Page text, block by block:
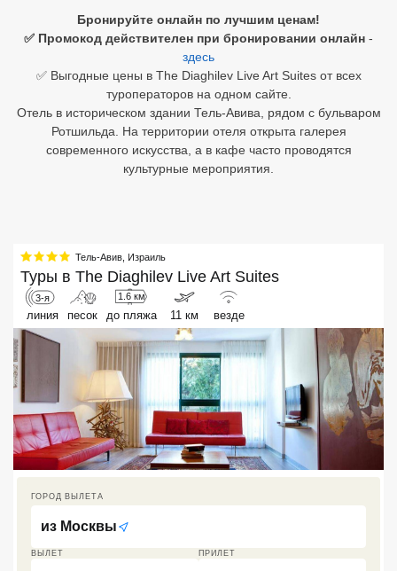
Бронируйте онлайн по лучшим ценам!
✅ Промокод действителен при бронировании онлайн -
здесь
✅ Выгодные цены в The Diaghilev Live Art Suites от всех
туроператоров на одном сайте.
Отель в историческом здании Тель-Авива, рядом с бульваром
Ротшильда. На территории отеля открыта галерея
современного искусства, а в кафе часто проводятся
культурные мероприятия.
Тель-Авив Израиль
Туры в The Diaghilev Live Art Suites
3-я
линия песок
1.6 км
до пляжа 11 км везде
ВЫЛЕТ ПРИЛЕТ
ГОРОД ВЫЛЕТА
из Москвы
Египет
Куба
Бали
Южный Гоа
Занзибар
Абхазия
Большой Сочи
Кав Мин Воды
Экскурсионные туры
VIP отели 5 звезд
ТОП 10 лучших отелей 5*